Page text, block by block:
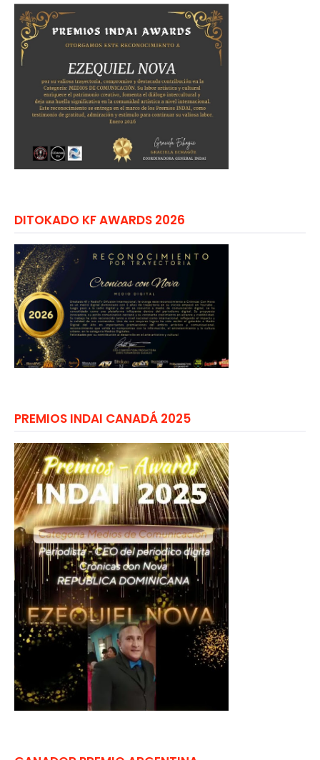
DITOKADO KF AWARDS 2026
PREMIOS INDAI CANADÁ 2025